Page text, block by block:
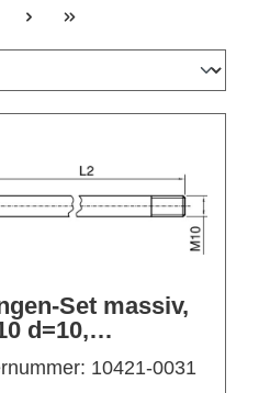
Set massiv,
d=10,
Stahl verz.,
10421-0031